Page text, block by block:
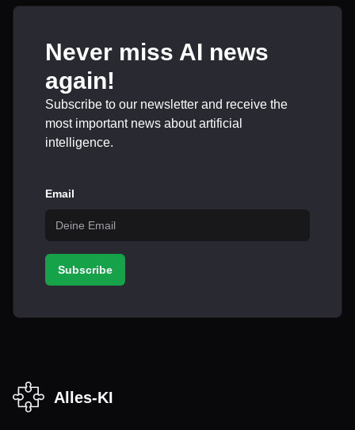
Never miss AI news
again!
Subscribe to our newsletter and receive the
most important news about artificial
intelligence.
Email
Subscribe
Alles-KI